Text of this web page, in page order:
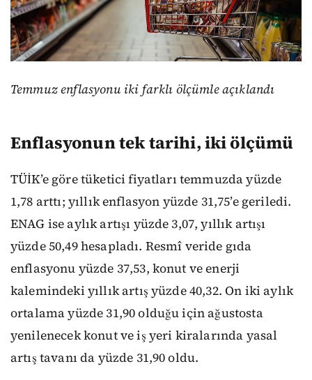
Temmuz enflasyonu iki farklı ölçümle açıklandı
Enflasyonun tek tarihi, iki ölçümü
TÜİK’e göre tüketici fiyatları temmuzda yüzde
1,78 arttı; yıllık enflasyon yüzde 31,75’e geriledi.
ENAG ise aylık artışı yüzde 3,07, yıllık artışı
yüzde 50,49 hesapladı. Resmî veride gıda
enflasyonu yüzde 37,53, konut ve enerji
kalemindeki yıllık artış yüzde 40,32. On iki aylık
ortalama yüzde 31,90 olduğu için ağustosta
yenilenecek konut ve iş yeri kiralarında yasal
artış tavanı da yüzde 31,90 oldu.